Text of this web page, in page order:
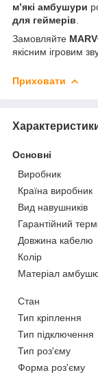
м’які амбушури
для геймерів
Замовляйте
якісним ігровим
Приховати
Основні
Виробник
Країна виробник
Вид навушників
Гарантійний
Довжина кабелю
Колір
Матеріал
Стан
Тип кріплення
Тип підключення
Тип роз'єму
Форма роз'єму